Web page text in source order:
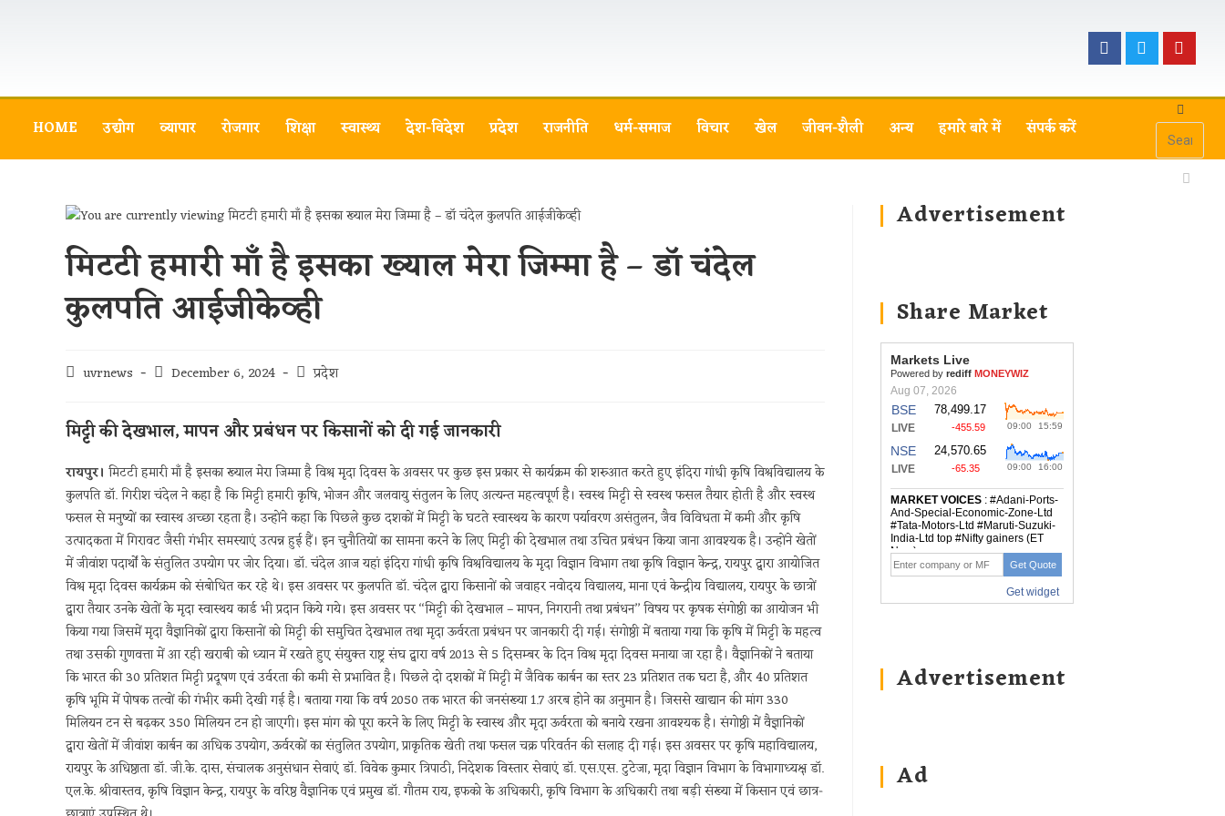
HOME उद्योग व्यापार रोजगार शिक्षा स्वास्थ्य देश-विदेश प्रदेश राजनीति धर्म-समाज विचार खेल जीवन-शैली अन्य हमारे बारे में संपर्क करें
मिटटी हमारी माँ है इसका ख्याल मेरा जिम्मा है – डॉ चंदेल
कुलपति आईजीकेव्ही
uvrnews December 6, 2024 प्रदेश
मिट्टी की देखभाल, मापन और प्रबंधन पर किसानों को दी गई जानकारी
रायपुर। मिटटी हमारी माँ है इसका ख्याल मेरा जिम्मा है विश्व मृदा दिवस के अवसर पर कुछ इस प्रकार से कार्यक्रम की शरुआत करते हुए इंदिरा गांधी कृषि विश्वविद्यालय के
कुलपति डॉ. गिरीश चंदेल ने कहा है कि मिट्टी हमारी कृषि, भोजन और जलवायु संतुलन के लिए अत्यन्त महत्वपूर्ण है। स्वस्थ मिट्टी से स्वस्थ फसल तैयार होती है और स्वस्थ
फसल से मनुष्यों का स्वास्थ अच्छा रहता है। उन्होंने कहा कि पिछले कुछ दशकों में मिट्टी के घटते स्वास्थय के कारण पर्यावरण असंतुलन, जैव विविधता में कमी और कृषि
उत्पादकता में गिरावट जैसी गंभीर समस्याएं उत्पन्न हुई हैं। इन चुनौतियों का सामना करने के लिए मिट्टी की देखभाल तथा उचित प्रबंधन किया जाना आवश्यक है। उन्होंने खेतों
में जीवांश पदार्थों के संतुलित उपयोग पर जोर दिया। डॉ. चंदेल आज यहां इंदिरा गांधी कृषि विश्वविद्यालय के मृदा विज्ञान विभाग तथा कृषि विज्ञान केन्द्र, रायपुर द्वारा आयोजित
विश्व मृदा दिवस कार्यक्रम को संबोधित कर रहे थे। इस अवसर पर कुलपति डॉ. चंदेल द्वारा किसानों को जवाहर नवोदय विद्यालय, माना एवं केन्द्रीय विद्यालय, रायपुर के छात्रों
द्वारा तैयार उनके खेतों के मृदा स्वास्थय कार्ड भी प्रदान किये गये। इस अवसर पर ‘‘मिट्टी की देखभाल – मापन, निगरानी तथा प्रबंधन’’ विषय पर कृषक संगोष्ठी का आयोजन भी
किया गया जिसमें मृदा वैज्ञानिकों द्वारा किसानों को मिट्टी की समुचित देखभाल तथा मृदा ऊर्वरता प्रबंधन पर जानकारी दी गई। संगोष्ठी में बताया गया कि कृषि में मिट्टी के महत्व
तथा उसकी गुणवत्ता में आ रही खराबी को ध्यान में रखते हुए संयुक्त राष्ट्र संघ द्वारा वर्ष 2013 से 5 दिसम्बर के दिन विश्व मृदा दिवस मनाया जा रहा है। वैज्ञानिकों ने बताया
कि भारत की 30 प्रतिशत मिट्टी प्रदूषण एवं उर्वरता की कमी से प्रभावित है। पिछले दो दशकों में मिट्टी में जैविक कार्बन का स्तर 23 प्रतिशत तक घटा है, और 40 प्रतिशत
कृषि भूमि में पोषक तत्वों की गंभीर कमी देखी गई है। बताया गया कि वर्ष 2050 तक भारत की जनसंख्या 1.7 अरब होने का अनुमान है। जिससे खाद्यान की मांग 330
मिलियन टन से बढ़कर 350 मिलियन टन हो जाएगी। इस मांग को पूरा करने के लिए मिट्टी के स्वास्थ और मृदा ऊर्वरता को बनाये रखना आवश्यक है। संगोष्ठी में वैज्ञानिकों
द्वारा खेतों में जीवांश कार्बन का अधिक उपयोग, ऊर्वरकों का संतुलित उपयोग, प्राकृतिक खेती तथा फसल चक्र परिवर्तन की सलाह दी गई। इस अवसर पर कृषि महाविद्यालय,
रायपुर के अधिष्ठाता डॉ. जी.के. दास, संचालक अनुसंधान सेवाएं डॉ. विवेक कुमार त्रिपाठी, निदेशक विस्तार सेवाएं डॉ. एस.एस. टुटेजा, मृदा विज्ञान विभाग के विभागाध्यक्ष डॉ.
एल.के. श्रीवास्तव, कृषि विज्ञान केन्द्र, रायपुर के वरिष्ठ वैज्ञानिक एवं प्रमुख डॉ. गौतम राय, इफको के अधिकारी, कृषि विभाग के अधिकारी तथा बड़ी संख्या में किसान एवं छात्र-
Advertisement
Share Market
Advertisement
Ad